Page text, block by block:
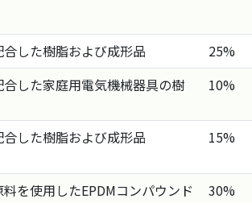
した樹脂および成形品 25%
した家庭用電気機械器具の樹
10%
した樹脂および成形品 15%
を使用したEPDMコンパウンド
30%